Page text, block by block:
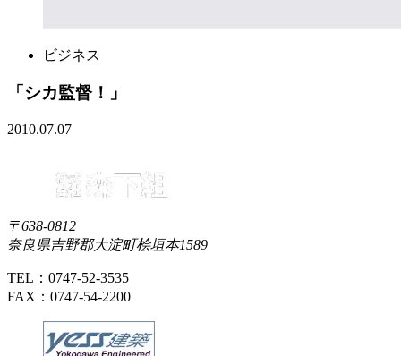
ビジネス
「シカ監督！」
2010.07.07
〒638-0812
奈良県吉野郡大淀町桧垣本1589
TEL：0747-52-3535
FAX：0747-54-2200